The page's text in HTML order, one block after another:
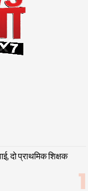
दो प्राथमिक शिक्षक